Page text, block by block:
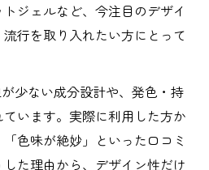
ジェルなど、今注目のデザイ
行を取り入れたい方にとって
少ない成分設計や、発色・持
います。実際に利用した方か
色味が絶妙」といった口コミ
た理由から、デザイン性だけ